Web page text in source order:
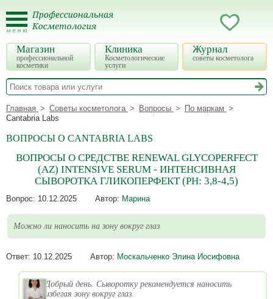
Магазин
профессиональной
косметики
Клиника
Косметологические
услуги
Журнал
советы косметолога
Главная Советы косметолога Вопросы
По маркам
Cantabria Labs
ВОПРОСЫ О CANTABRIA LABS
ВОПРОСЫ О СРЕДСТВЕ RENEWAL GLYCOPERFECT
(AZ) INTENSIVE SERUM - ИНТЕНСИВНАЯ
СЫВОРОТКА ГЛИКОПЕРФЕКТ (PH: 3,8-4,5)
Вопрос: 10.12.2025 Автор: Марина
Можно ли наносить на зону вокруг глаз
Ответ: 10.12.2025 Автор: Москальченко Элина Иосифовна
Добрый день. Сыворотку рекомендуется наносить
избегая зону вокруг глаз.